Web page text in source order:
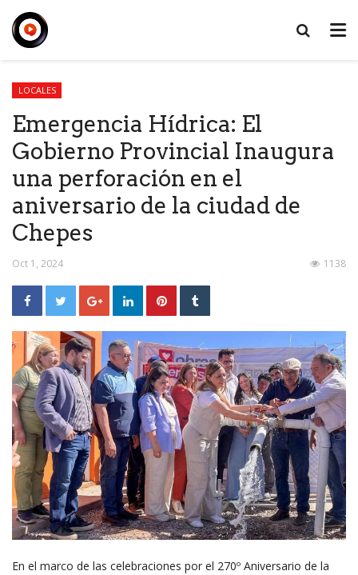
LOCALES
Emergencia Hídrica: El
Gobierno Provincial Inaugura
una perforación en el
aniversario de la ciudad de
Chepes
Oct 1, 2024 1138
En el marco de las celebraciones por el 270º Aniversario de la